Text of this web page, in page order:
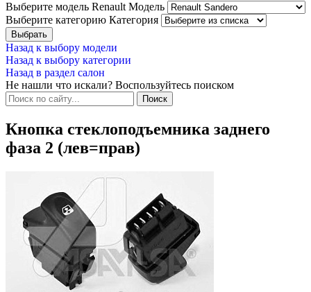
Выберите модель Renault Модель
Выберите категорию Категория
Назад к выбору модели
Назад к выбору категории
Назад в раздел салон
Не нашли что искали? Воспользуйтесь поиском
Кнопка стеклоподъемника заднего
фаза 2 (лев=прав)